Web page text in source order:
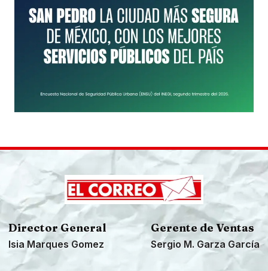
Director General
Isia Marques Gomez
Gerente de Ventas
Sergio M. Garza García